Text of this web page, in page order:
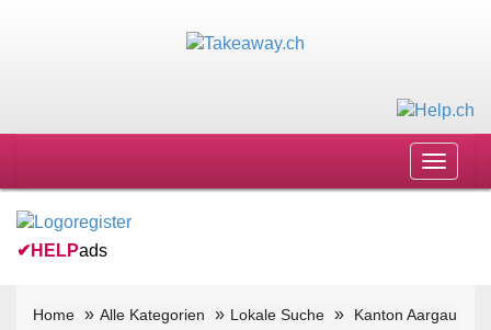
Toggle
✔ HELPads
Home Alle Kategorien Lokale Suche Kanton Aargau